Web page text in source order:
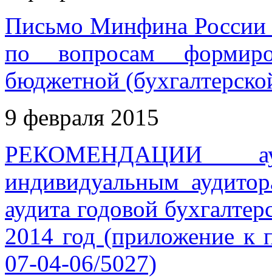
Письмо Минфина
по вопросам
бюджетной
9 февраля 2015
РЕКОМЕНДАЦИИ
индивидуальным
аудита годовой
2014 год (приложение к
07-04-06/5027)